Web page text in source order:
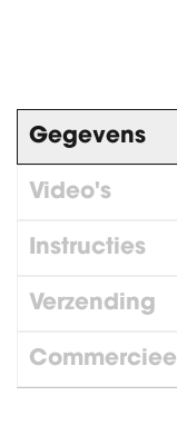
Gegevens
Video's
Instructies
Verzending
Commercieel